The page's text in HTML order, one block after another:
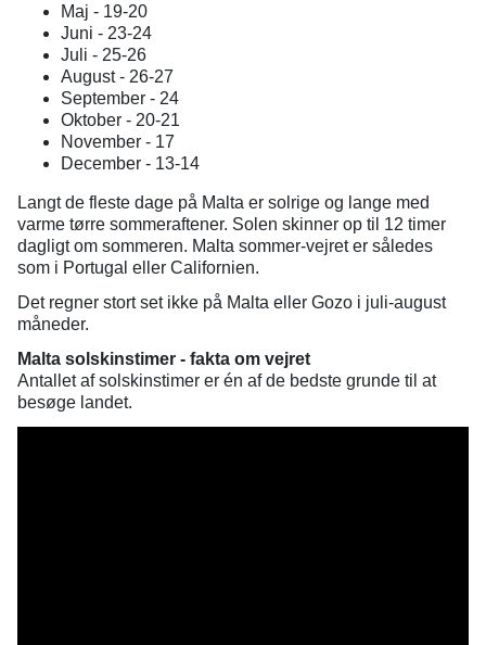
Maj - 19-20
Juni - 23-24
Juli - 25-26
August - 26-27
September - 24
Oktober - 20-21
November - 17
December - 13-14
Langt de fleste dage på Malta er solrige og lange med
varme tørre sommeraftener. Solen skinner op til 12 timer
dagligt om sommeren. Malta sommer-vejret er således
som i Portugal eller Californien.
Det regner stort set ikke på Malta eller Gozo i juli-august
måneder.
Malta solskinstimer - fakta om vejret
Antallet af solskinstimer er én af de bedste grunde til at
besøge landet.